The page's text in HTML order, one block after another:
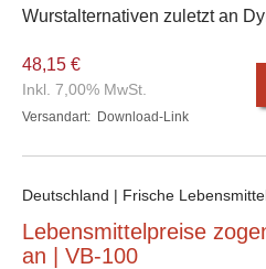
Wurstalternativen zuletzt an
48,15 €
Inkl. 7,00% MwSt.
Versandart: Download-Link
Deutschland | Frische
Lebensmittelpreise
an | VB-100